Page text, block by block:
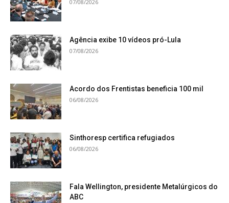
07/08/2026
Agência exibe 10 vídeos pró-Lula
07/08/2026
Acordo dos Frentistas beneficia 100 mil
06/08/2026
Sinthoresp certifica refugiados
06/08/2026
Fala Wellington, presidente Metalúrgicos do
ABC